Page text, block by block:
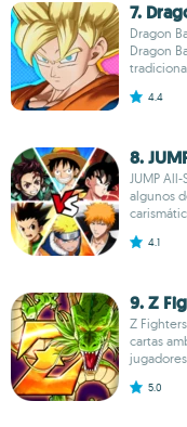
7.
Dragon
Dragon
4.4
8.
JUMP
algunos
4.1
9. Z
Z
cartas
5.0